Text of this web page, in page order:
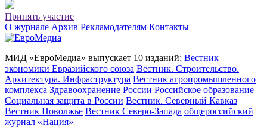
Принять участие
О журнале Архив Рекламодателям Контакты
МИД «ЕвроМедиа» выпускает 10 изданий: Вестник
экономики Евразийского союза Вестник. Строительство.
Архитектура. Инфраструктура Вестник агропромышленного
комплекса Здравоохранение России Российское образование
Социальная защита в России Вестник. Северный Кавказ
Вестник Поволжье Вестник Северо-Запада общероссийский
журнал «Нация»